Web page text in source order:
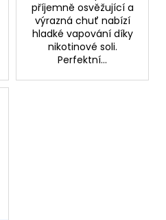
příjemně osvěžující a
výrazná chuť nabízí
hladké vapování díky
nikotinové soli.
Perfektní...